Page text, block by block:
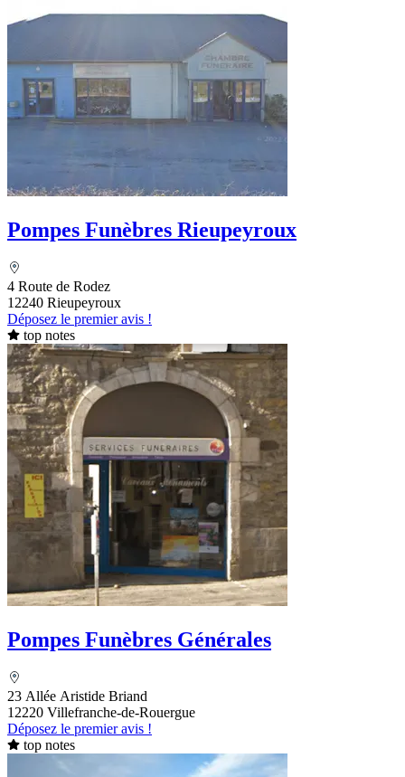
Pompes Funèbres Rieupeyroux
4 Route de Rodez
12240 Rieupeyroux
Déposez le premier avis !
top notes
Pompes Funèbres Générales
23 Allée Aristide Briand
12220 Villefranche-de-Rouergue
Déposez le premier avis !
top notes